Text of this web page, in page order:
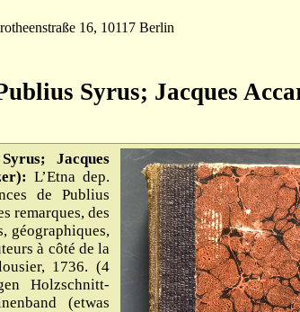
16, 10117 Berlin
Syrus; Jacques
Jacques
L’Etna dep.
de Publius
remarques, des
géographiques,
à côté de la
1736. (4
Holzschnitt-
(etwas